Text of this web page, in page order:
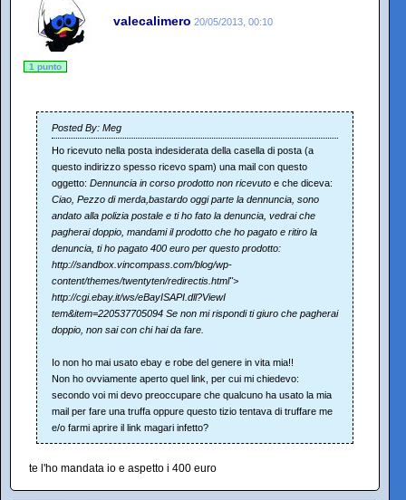
valecalimero 20/05/2013, 00:10
1 punto
Posted By: Meg
Ho ricevuto nella posta indesiderata della casella di posta (a
questo indirizzo spesso ricevo spam) una mail con questo
oggetto: Dennuncia in corso prodotto non ricevuto e che diceva:
Ciao, Pezzo di merda,bastardo oggi parte la dennuncia, sono
andato alla polizia postale e ti ho fato la denuncia, vedrai che
pagherai doppio, mandami il prodotto che ho pagato e ritiro la
denuncia, ti ho pagato 400 euro per questo prodotto:
http://sandbox.vincompass.com/blog/wp-
content/themes/twentyten/redirectis.html">
http://cgi.ebay.it/ws/eBayISAPI.dll?ViewI
tem&item=220537705094 Se non mi rispondi ti giuro che pagherai
doppio, non sai con chi hai da fare.
Io non ho mai usato ebay e robe del genere in vita mia!!
Non ho ovviamente aperto quel link, per cui mi chiedevo:
secondo voi mi devo preoccupare che qualcuno ha usato la mia
mail per fare una truffa oppure questo tizio tentava di truffare me
e/o farmi aprire il link magari infetto?
te l'ho mandata io e aspetto i 400 euro